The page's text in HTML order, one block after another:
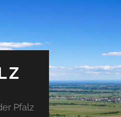
Pfalz